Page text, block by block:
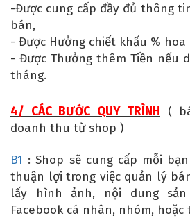
-Được cung cấp đầy đủ thông
bán,
- Được Hưởng chiết khấu % hoa
- Được Thưởng thêm Tiền nếu
tháng.
4/ CÁC BƯỚC QUY TRÌNH (
doanh thu từ shop )
B1 : Shop sẽ cung cấp mỗi
thuận lợi trong việc quản lý
lấy hình ảnh, nội dung
Facebook cá nhân, nhóm, hoặc